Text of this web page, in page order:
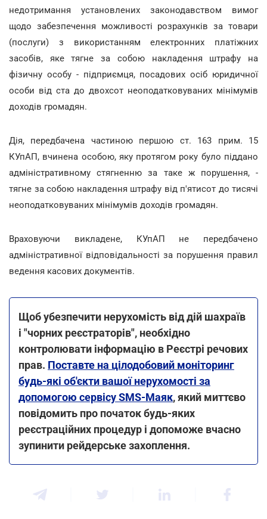
недотримання установлених законодавством вимог
щодо забезпечення можливості розрахунків за товари
(послуги) з використанням електронних платіжних
засобів, яке тягне за собою накладення штрафу на
фізичну особу - підприємця, посадових осіб юридичної
особи від ста до двохсот неоподатковуваних мінімумів
доходів громадян.
Дія, передбачена частиною першою ст. 163 прим. 15
КУпАП, вчинена особою, яку протягом року було піддано
адміністративному стягненню за таке ж порушення, -
тягне за собою накладення штрафу від п'ятисот до тисячі
неоподатковуваних мінімумів доходів громадян.
Враховуючи викладене, КУпАП не передбачено
адміністративної відповідальності за порушення правил
ведення касових документів.
Щоб убезпечити нерухомість від дій шахраїв
і "чорних реєстраторів", необхідно
контролювати інформацію в Реєстрі речових
прав. Поставте на цілодобовий моніторинг
будь-які об'єкти вашої нерухомості за
допомогою сервісу SMS-Маяк, який миттєво
повідомить про початок будь-яких
реєстраційних процедур і допоможе вчасно
зупинити рейдерське захоплення.